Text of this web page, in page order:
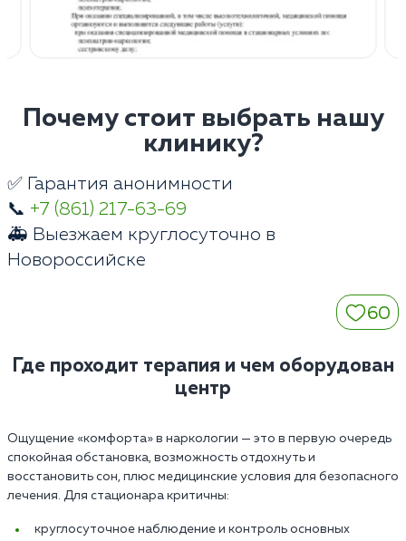
Почему стоит выбрать нашу
клинику?
✅ Гарантия анонимности
📞 +7 (861) 217-63-69
🚑 Выезжаем круглосуточно в
Новороссийске
60
Где проходит терапия и чем оборудован
центр
Ощущение «комфорта» в наркологии — это в первую очередь
спокойная обстановка, возможность отдохнуть и
восстановить сон, плюс медицинские условия для безопасного
лечения. Для стационара критичны:
круглосуточное наблюдение и контроль основных